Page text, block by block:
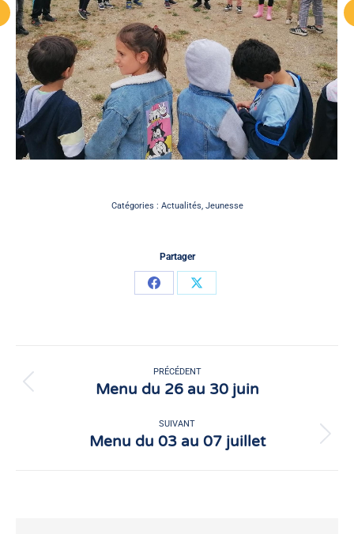
Catégories : Actualités, Jeunesse
Partager
PartagerPartager
article
PRÉCÉDENT
Article
Menu du 26 au 30 juin
SUIVANT
Article
Menu du 03 au 07 juillet